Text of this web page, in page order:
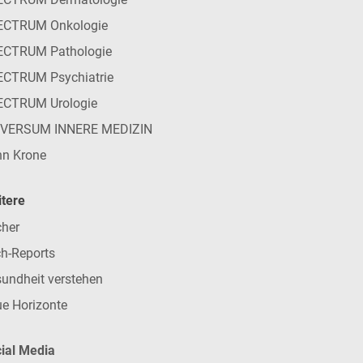
Onkologie
Pathologie
Psychiatrie
Urologie
INNERE MEDIZIN
Krone
Reports
verstehen
Horizonte
Media